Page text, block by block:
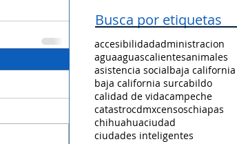
Busca por etiquetas
accesibilidadadministracion
aguaaguascalientesanimales
asistencia socialbaja california
baja california surcabildo
calidad de vidacampeche
catastrocdmxcensoschiapas
chihuahuaciudad
ciudades inteligentes